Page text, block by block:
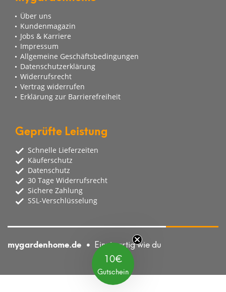
Über uns
Kundenmagazin
Jobs & Karriere
Impressum
Allgemeine Geschäftsbedingungen
Datenschutzerklärung
Widerrufsrecht
Vertrag widerrufen
Erklärung zur Barrierefreiheit
Geprüfte Leistung
Schnelle Lieferzeiten
Käuferschutz
Datenschutz
30 Tage Widerrufsrecht
Sichere Zahlung
SSL-Verschlüsselung
mygardenhome.de Einzigartig wie du
10€
Gutschein